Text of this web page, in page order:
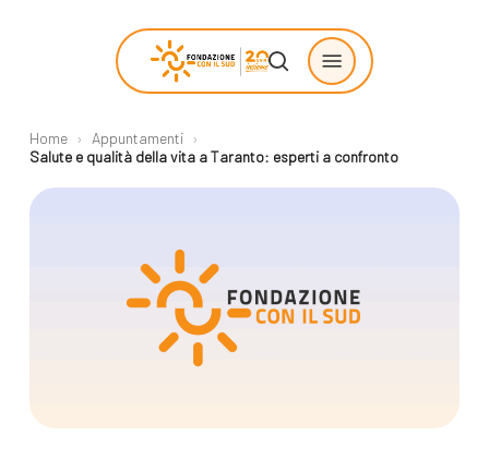
content
search
Menu
Home › Appuntamenti ›
Salute e qualità della vita a Taranto: esperti a confronto
Chi siamo
La nostra missione
Il nostro modello
Con i bambini
Progetti
cambiamento
un progetto